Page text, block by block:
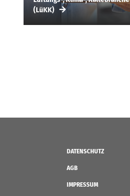
(LüKK)
DATENSCHUTZ
AGB
IMPRESSUM